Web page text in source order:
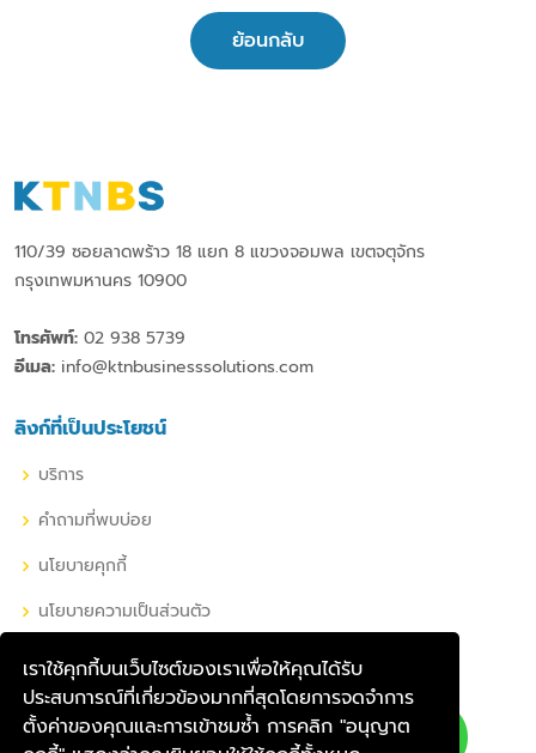
เราใช้คุกกี้บนเว็บไซต์ของเราเพื่อให้คุณได้รับ
ประสบการณ์ที่เกี่ยวข้องมากที่สุดโดยการจดจำการ
ตั้งค่าของคุณและการเข้าชมซ้ำ การคลิก "อนุญาต
ย้อนกลับ
110/39 ซอยลาดพร้าว 18 แยก 8 แขวงจอมพล เขตจตุจักร
กรุงเทพมหานคร 10900
โทรศัพท์: 02 938 5739
อีเมล: info@ktnbusinesssolutions.com
ลิงก์ที่เป็นประโยชน์
บริการ
คำถามที่พบบ่อย
นโยบายคุกกี้
นโยบายความเป็นส่วนตัว
เครือข่ายโซเชียลของเรา
คุณสามารถติดตามเราผ่านช่องทาง เครือข่ายโซเชียล ไม่ว่าจะเป็น